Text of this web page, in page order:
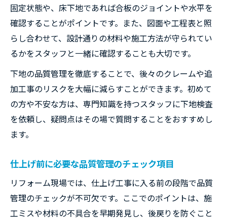
固定状態や、床下地であれば合板のジョイントや水平を
確認することがポイントです。また、図面や工程表と照
らし合わせて、設計通りの材料や施工方法が守られてい
るかをスタッフと一緒に確認することも大切です。
下地の品質管理を徹底することで、後々のクレームや追
加工事のリスクを大幅に減らすことができます。初めて
の方や不安な方は、専門知識を持つスタッフに下地検査
を依頼し、疑問点はその場で質問することをおすすめし
ます。
仕上げ前に必要な品質管理のチェック項目
リフォーム現場では、仕上げ工事に入る前の段階で品質
管理のチェックが不可欠です。ここでのポイントは、施
工ミスや材料の不具合を早期発見し、後戻りを防ぐこと